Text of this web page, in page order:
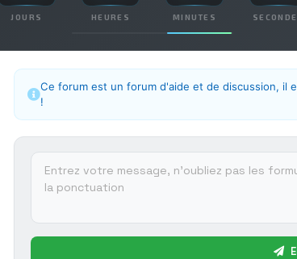
JOURS HEURES MINUTES
Ce forum est un forum d'aide et de discussion, il
!